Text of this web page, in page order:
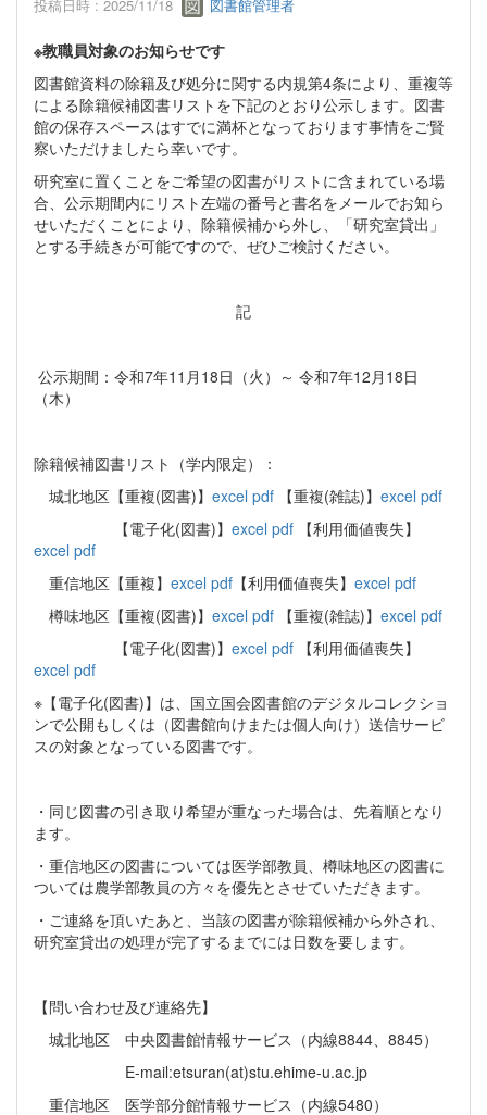
投稿日時 : 2025/11/18 図書館管理者
※教職員対象のお知らせです
図書館資料の除籍及び処分に関する内規第4条により、重複等
による除籍候補図書リストを下記のとおり公示します。図書
館の保存スペースはすでに満杯となっております事情をご賢
察いただけましたら幸いです。
研究室に置くことをご希望の図書がリストに含まれている場
合、公示期間内にリスト左端の番号と書名をメールでお知ら
せいただくことにより、除籍候補から外し、「研究室貸出」
とする手続きが可能ですので、ぜひご検討ください。
記
公示期間：令和7年11月18日（火）～ 令和7年12月18日
（木）
除籍候補図書リスト（学内限定）：
城北地区【重複(図書)】 excel pdf 【重複(雑誌)】 excel pdf
【電子化(図書)】 excel pdf 【利用価値喪失】
excel pdf
重信地区【重複】 excel pdf 【利用価値喪失】 excel pdf
樽味地区【重複(図書)】 excel pdf 【重複(雑誌)】 excel pdf
【電子化(図書)】 excel pdf 【利用価値喪失】
excel pdf
※【電子化(図書)】は、国立国会図書館のデジタルコレクショ
ンで公開もしくは（図書館向けまたは個人向け）送信サービ
スの対象となっている図書です。
・同じ図書の引き取り希望が重なった場合は、先着順となり
ます。
・重信地区の図書については医学部教員、樽味地区の図書に
ついては農学部教員の方々を優先とさせていただきます。
・ご連絡を頂いたあと、当該の図書が除籍候補から外され、
研究室貸出の処理が完了するまでには日数を要します。
【問い合わせ及び連絡先】
城北地区 中央図書館情報サービス（内線8844、8845）
E-mail:etsuran(at)stu.ehime-u.ac.jp
重信地区 医学部分館情報サービス（内線5480）